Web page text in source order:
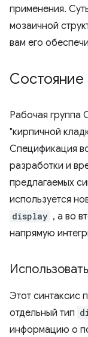
применения.
мозаичной
вам его
Состояние
Рабочая группа
"кирпичной
Спецификация
разработки и
предлагаемых
используется
display , а во
напрямую
Использовать
Этот синтаксис
отдельный тип
информацию о